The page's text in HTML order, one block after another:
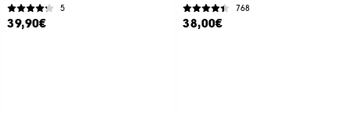
5
39,90€
768
38,00€